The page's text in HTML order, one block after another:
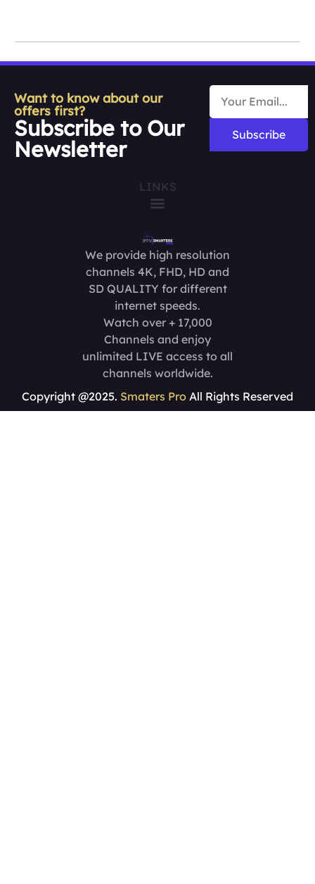
Want to know about our
offers first?
Subscribe to Our
Newsletter
Subscribe
LINKS
We provide high resolution
channels 4K, FHD, HD and
SD QUALITY for different
internet speeds.
Watch over + 17,000
Channels and enjoy
unlimited LIVE access to all
channels worldwide.
Copyright @2025. Smaters Pro All Rights Reserved